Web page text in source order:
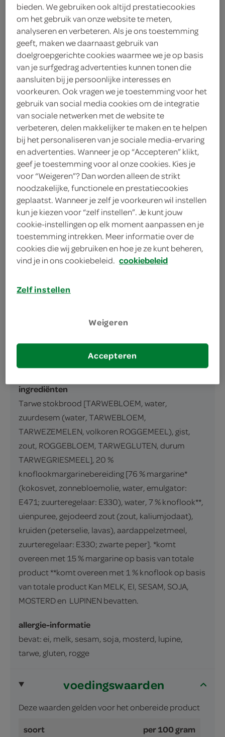
stokbrood knoflook
1.
05
175 Gram
Let op: aanbiedingen zijn niet zichtbaar bij de
producten, maar worden wél automatisch
verwerkt in de winkelmand.
omschrijving
knoflookmargarinebereiding, diepvries
ingrediënten
ingrediënten
Tarwe stokbrood [TARWEBLOEM, water,
zuurdesem (water, TARWEBLOEM,
TARWEZEMELEN, volkoren ROGGEMEEL), gist,
zout, ROGGEBLOEM, TARWEGLUTEN, durum
TARWEGRIESMEEL], 20 %
knoflookmargarinebereiding [76 % margarine*
(kokosvet, zonnebloemolie, water, emulgator:
E471; zuurteregelaar: E330), water, 7 % knoflook**,
uienpuree, gejodeerd zout (zout, kaliumjodaat),
kruiden (peterselie, lavas), aardappelzetmeel,
zuurteregelaar: E330; zwarte peper]. *komt
overeen met 15 % margarine op basis van totale
product **komt overeen met 1 % knoflook op basis
van totale product Kan MELK, EI, SESAM, SOJA,
MOSTERD en LUPINEN bevatten.
allergie-informatie
bevat: ei, melk, sesam, soja, mosterd, lupine,
tarwe, gluten, rogge
voedingswaarden
Deze waarden gelden voor het onbereide product
soort per 100 gram
bieden. We gebruiken ook altijd prestatiecookies
om het gebruik van onze website te meten,
analyseren en verbeteren. Als je ons toestemming
geeft, maken we daarnaast gebruik van
doelgroepgerichte cookies waarmee we je op basis
van je surfgedrag advertenties kunnen tonen die
aansluiten bij je persoonlijke interesses en
voorkeuren. Ook vragen we je toestemming voor het
gebruik van social media cookies om de integratie
van sociale netwerken met de website te
verbeteren, delen makkelijker te maken en te helpen
bij het personaliseren van je sociale media-ervaring
en advertenties. Wanneer je op “Accepteren” klikt,
geef je toestemming voor al onze cookies. Kies je
voor “Weigeren”? Dan worden alleen de strikt
noodzakelijke, functionele en prestatiecookies
geplaatst. Wanneer je zelf je voorkeuren wil instellen
kun je kiezen voor “zelf instellen”. Je kunt jouw
cookie-instellingen op elk moment aanpassen en je
toestemming intrekken. Meer informatie over de
cookies die wij gebruiken en hoe je ze kunt beheren,
vind je in ons cookiebeleid. cookiebeleid
Zelf instellen
Weigeren
Accepteren